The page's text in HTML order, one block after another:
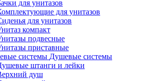
для унитазов
для унитазов
для унитазов
компакт
подвесные
приставные
Душевые системы
штанги и лейки
душ